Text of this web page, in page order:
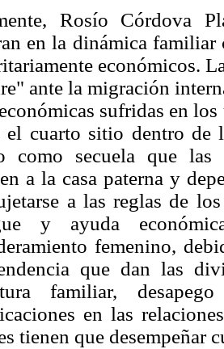
Rosío Córdova
en la dinámica
económicos.
ante la migración
sufridas en
el cuarto sitio dentro de
como secuela que
a la casa paterna y
a las reglas de
y ayuda
femenino,
que dan las
familiar,
en las
tienen que desempeñar